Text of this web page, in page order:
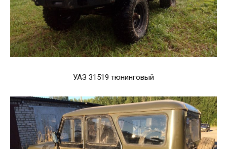
УАЗ 31519 тюнинговый